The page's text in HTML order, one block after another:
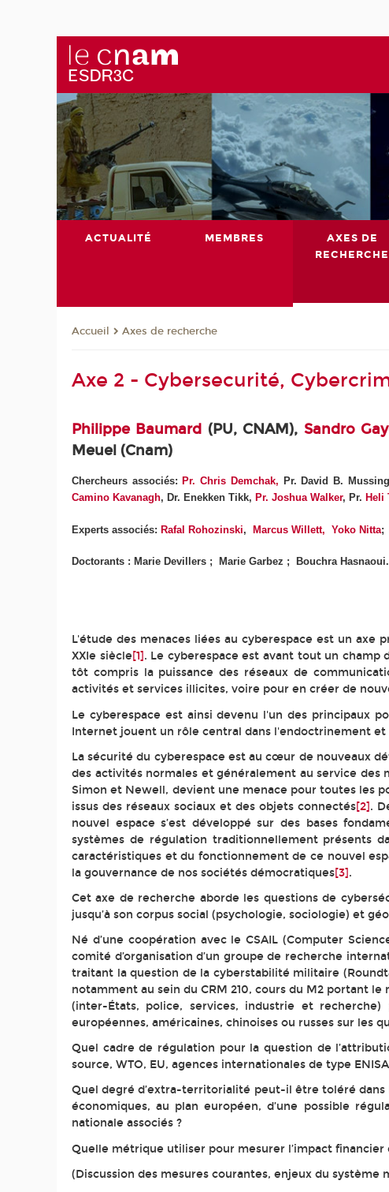
ACTUALITÉ MEMBRES
AXES DE
RECHERCHE
Accueil Axes de recherche
Axe 2 - Cybersecurité,
Philippe Baumard (PU, CNAM), Sandro
Meuel (Cnam)
Chercheurs associés: Pr.Chris Demchak, Pr. David B.
Camino Kavanagh, Dr. Enekken Tikk, Pr. Joshua Walker, Pr. Heli
Experts associés: Rafal Rohozinski, Marcus Willett, Yoko Nitta;
Doctorants : Marie Devillers ; Marie Garbez ; Bouchra Hasnaoui.
L'étude des menaces liées au cyberespace est un
XXIe siècle[1]. Le cyberespace est avant tout un
tôt compris la puissance des réseaux de
activités et services illicites, voire pour en créer de
Le cyberespace est ainsi devenu l'un des principaux
Internet jouent un rôle central dans l'endoctrinement
La sécurité du cyberespace est au cœur de nouveaux
des activités normales et généralement au service
Simon et Newell, devient une menace pour toutes les
issus des réseaux sociaux et des objets connectés[2].
nouvel espace s’est développé sur des bases
systèmes de régulation traditionnellement présents
caractéristiques et du fonctionnement de ce nouvel
la gouvernance de nos sociétés démocratiques[3].
Cet axe de recherche aborde les questions de
jusqu’à son corpus social (psychologie, sociologie) et
Né d’une coopération avec le CSAIL (Computer
comité d’organisation d’un groupe de recherche
traitant la question de la cyberstabilité militaire
notamment au sein du CRM 210, cours du M2 portant
(inter-États, police, services, industrie et
européennes, américaines, chinoises ou russes sur les
Quel cadre de régulation pour la question de
source, WTO, EU, agences internationales de type
Quel degré d’extra-territorialité peut-il être toléré dans
économiques, au plan européen, d’une possible
nationale associés ?
Quelle métrique utiliser pour mesurer l’impact
(Discussion des mesures courantes, enjeux du système